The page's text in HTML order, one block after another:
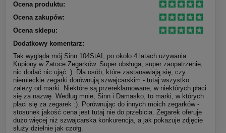
Ocena produktu:
Ocena zakupów:
Ocena sklepu:
Dodatkowy komentarz:
Tak wygląda mój Sinn 104StAI, po około 4 latach używania.
Kupiony w Zatoce Zegarków. Super obsługa, super zaopatrzenie,
nic dodać nic ująć :). Dla osób, które zastanawiają się, czy
niemieckie zegarki dorównują szwajcarskim - tutaj wszystko
zależy od marki. Niektóre są przereklamowane, w niektórych płaci
się za nazwę. Według mnie, Sinn i Damasko, to marki, w których
płaci się za zegarek :). Porównując do innych moich zegarków -
stosunek jakość cena jest tutaj nie do przebicia. Zegarek oferuje
dużo więcej niż szwajcarska konkurencja, a jak pokazuje zdjęcie
służy dzielnie jak czołg.